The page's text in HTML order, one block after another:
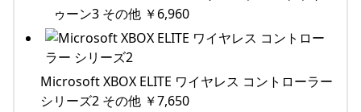
ゥーン3 その他 ￥6,960
Microsoft XBOX ELITE ワイヤレス コントローラー
シリーズ2 その他 ￥7,650